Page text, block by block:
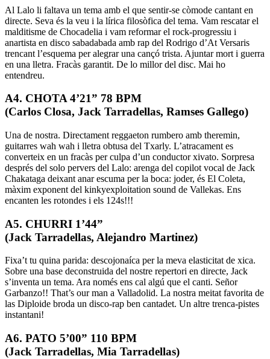
Al Lalo li faltava un tema amb el que sentir-se còmode cantant en
directe. Seva és la veu i la lírica filosòfica del tema. Vam rescatar el
malditisme de Chocadelia i vam reformar el rock-progressiu i
anartista en disco sabadabada amb rap del Rodrigo d’At Versaris
trencant l’esquema per alegrar una cançó trista. Ajuntar mort i guerra
en una lletra. Fracàs garantit. De lo millor del disc. Mai ho
entendreu.
A4. CHOTA 4’21” 78 BPM
(Carlos Closa, Jack Tarradellas, Ramses Gallego)
Una de nostra. Directament reggaeton rumbero amb theremin,
guitarres wah wah i lletra obtusa del Txarly. L’atracament es
converteix en un fracàs per culpa d’un conductor xivato. Sorpresa
després del solo pervers del Lalo: arenga del copilot vocal de Jack
Chakataga deixant anar escuma per la boca: joder, és El Coleta,
màxim exponent del kinkyexploitation sound de Vallekas. Ens
encanten les rotondes i els 124s!!!
A5. CHURRI 1’44”
(Jack Tarradellas, Alejandro Martinez)
Fixa’t tu quina parida: descojonaíca per la meva elasticitat de xica.
Sobre una base deconstruida del nostre repertori en directe, Jack
s’inventa un tema. Ara només ens cal algú que el canti. Señor
Garbanzo!! That’s our man a Valladolid. La nostra meitat favorita de
las Diploide broda un disco-rap ben cantadet. Un altre trenca-pistes
instantani!
A6. PATO 5’00” 110 BPM
(Jack Tarradellas, Mia Tarradellas)